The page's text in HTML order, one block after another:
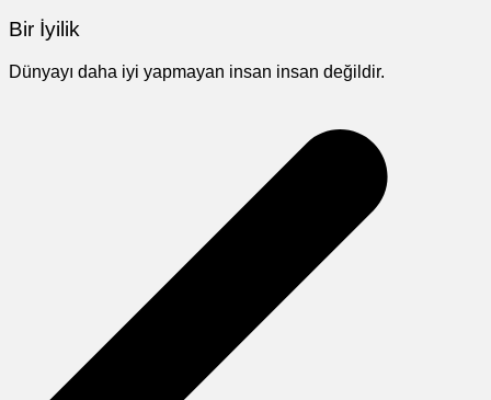
Bir İyilik
Dünyayı daha iyi yapmayan insan insan değildir.